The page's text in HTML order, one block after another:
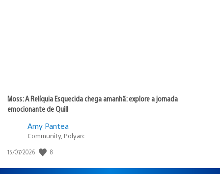
Moss: A Relíquia Esquecida chega amanhã: explore a jornada
emocionante de Quill
Amy Pantea
Community, Polyarc
Data
publicação:
15/07/2026 8